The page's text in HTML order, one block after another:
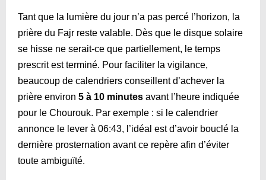
Tant que la lumière du jour n’a pas percé l’horizon, la
prière du Fajr reste valable. Dès que le disque solaire
se hisse ne serait-ce que partiellement, le temps
prescrit est terminé. Pour faciliter la vigilance,
beaucoup de calendriers conseillent d’achever la
prière environ 5 à 10 minutes avant l’heure indiquée
pour le Chourouk. Par exemple : si le calendrier
annonce le lever à 06:43, l’idéal est d’avoir bouclé la
dernière prosternation avant ce repère afin d’éviter
toute ambiguïté.